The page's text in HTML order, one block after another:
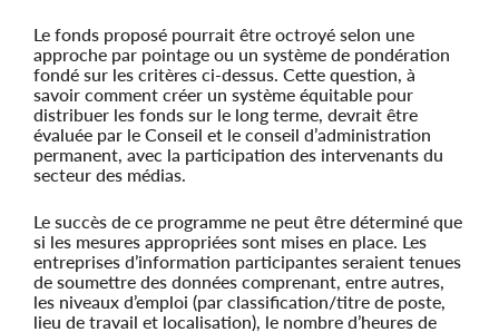
Le fonds proposé pourrait être octroyé selon une
approche par pointage ou un système de pondération
fondé sur les critères ci-dessus. Cette question, à
savoir comment créer un système équitable pour
distribuer les fonds sur le long terme, devrait être
évaluée par le Conseil et le conseil d’administration
permanent, avec la participation des intervenants du
secteur des médias.
Le succès de ce programme ne peut être déterminé que
si les mesures appropriées sont mises en place. Les
entreprises d’information participantes seraient tenues
de soumettre des données comprenant, entre autres,
les niveaux d’emploi (par classification/titre de poste,
lieu de travail et localisation), le nombre d’heures de